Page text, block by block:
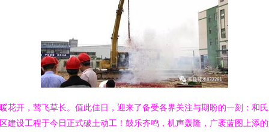
花开，莺飞草长。值此佳日，迎来了备受各界关注与期盼的一刻：和
建设工程于今日正式破土动工！鼓乐齐鸣，机声轰隆，广袤蓝图上添